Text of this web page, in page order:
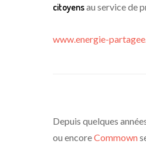
citoyensau service de
www.energie-
Depuis quelques
ou encoreCommown